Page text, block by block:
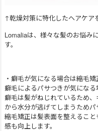
↑乾燥対策に特化したヘアケア
Lomaliaは、様々な髪のお悩み
す。
・癖毛が気になる場合は縮毛矯
癖毛によるパサつきが気になる
癖毛は髪がねじれているため
から水分が逃げてしまうためパ
縮毛矯正は髪表面を整えるこ
感も向上します。